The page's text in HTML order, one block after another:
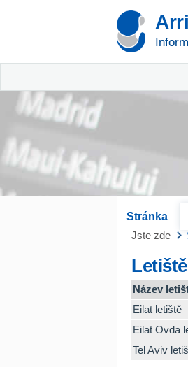
Stránka
Jste zde
Název
Eilat letiště
Eilat Ovda
Tel Aviv